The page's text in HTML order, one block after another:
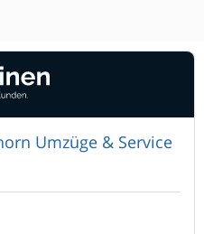
Umzüge & Service